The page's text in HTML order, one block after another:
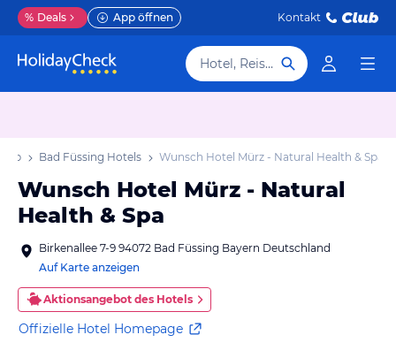
% Deals App öffnen Kontakt
Hotel, Reiseziel
Bad Füssing Hotels Wunsch Hotel Mürz - Natural Health & Spa
Wunsch Hotel Mürz - Natural
Health & Spa
Birkenallee 7-9 94072 Bad Füssing Bayern Deutschland
Auf Karte anzeigen
Aktionsangebot des Hotels
Offizielle Hotel Homepage